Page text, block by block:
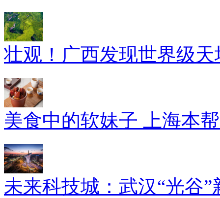
壮观！广西发现世界级
美食中的软妹子 上海本
未来科技城：武汉“光谷”